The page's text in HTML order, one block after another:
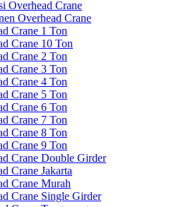
Overhead Crane
Overhead Crane
Crane 1 Ton
Crane 10 Ton
Crane 2 Ton
Crane 3 Ton
Crane 4 Ton
Crane 5 Ton
Crane 6 Ton
Crane 7 Ton
Crane 8 Ton
Crane 9 Ton
Crane Double Girder
Crane Jakarta
Crane Murah
Crane Single Girder